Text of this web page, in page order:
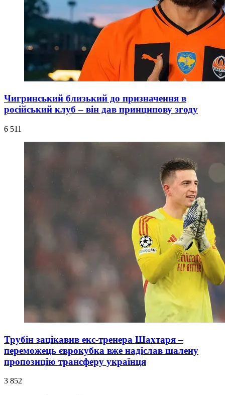
Чигринський близький до призначення в
російський клуб – він дав принципову згоду
6 511
Трубін зацікавив екс-тренера Шахтаря –
переможець єврокубка вже надіслав шалену
пропозицію трансферу українця
3 852